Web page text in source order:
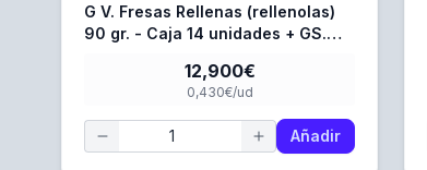
G V. Fresas Rellenas (rellenolas)
90 gr. - Caja 14 unidades + GS.
12,900€
0,430€/ud
Añadir